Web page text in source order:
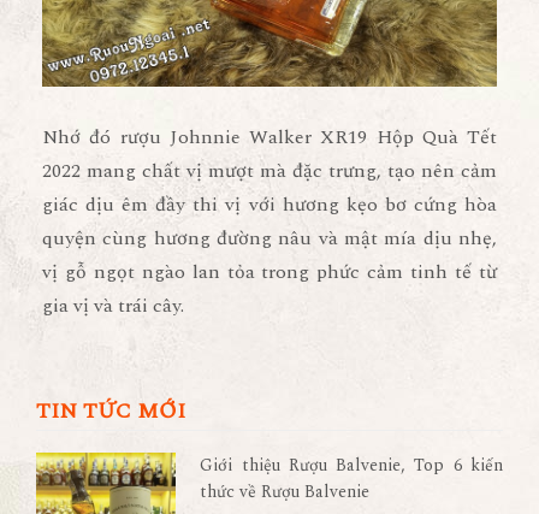
Nhớ đó rượu Johnnie Walker XR19 Hộp Quà Tết
2022 mang chất vị mượt mà đặc trưng, tạo nên cảm
giác dịu êm đầy thi vị với hương kẹo bơ cứng hòa
quyện cùng hương đường nâu và mật mía dịu nhẹ,
vị gỗ ngọt ngào lan tỏa trong phức cảm tinh tế từ
gia vị và trái cây.
TIN TỨC MỚI
Giới thiệu Rượu Balvenie, Top 6 kiến
thức về Rượu Balvenie